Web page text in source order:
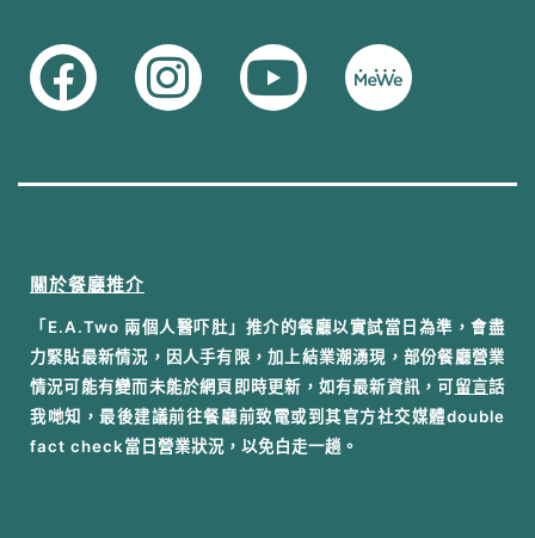
關於餐廳推介
「E.A.Two 兩個人醫吓肚」推介的餐廳以實試當日為準，會盡
力緊貼最新情況，因人手有限，加上結業潮湧現，部份餐廳營業
情況可能有變而未能於網頁即時更新，如有最新資訊，可留言話
我哋知，最後建議前往餐廳前致電或到其官方社交媒體double
fact check當日營業狀況，以免白走一趟。